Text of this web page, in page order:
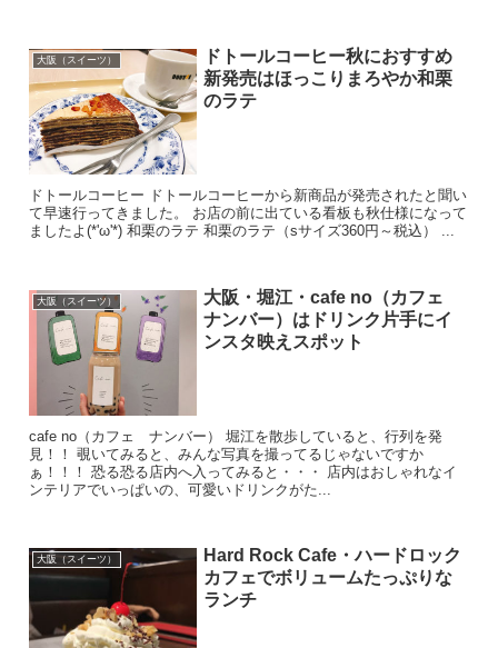
大阪（スイーツ）
ドトールコーヒー秋におすすめ
新発売はほっこりまろやか和栗
のラテ
ドトールコーヒー ドトールコーヒーから新商品が発売されたと聞い
て早速行ってきました。 お店の前に出ている看板も秋仕様になって
ましたよ(*'ω'*) 和栗のラテ 和栗のラテ（sサイズ360円～税込） ...
大阪（スイーツ）
大阪・堀江・cafe no（カフェ
ナンバー）はドリンク片手にイ
ンスタ映えスポット
cafe no（カフェ ナンバー） 堀江を散歩していると、行列を発
見！！ 覗いてみると、みんな写真を撮ってるじゃないですか
ぁ！！！ 恐る恐る店内へ入ってみると・・・ 店内はおしゃれなイ
ンテリアでいっぱいの、可愛いドリンクがた...
大阪（スイーツ）
Hard Rock Cafe・ハードロック
カフェでボリュームたっぷりな
ランチ